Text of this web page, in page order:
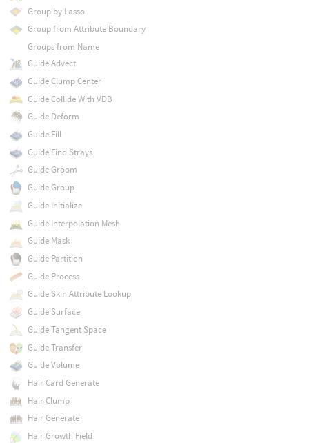
Group by Lasso
Group from Attribute Boundary
Groups from Name
Guide Advect
Guide Clump Center
Guide Collide With VDB
Guide Deform
Guide Fill
Guide Find Strays
Guide Groom
Guide Group
Guide Initialize
Guide Interpolation Mesh
Guide Mask
Guide Partition
Guide Process
Guide Skin Attribute Lookup
Guide Surface
Guide Tangent Space
Guide Transfer
Guide Volume
Hair Card Generate
Hair Clump
Hair Generate
Hair Growth Field